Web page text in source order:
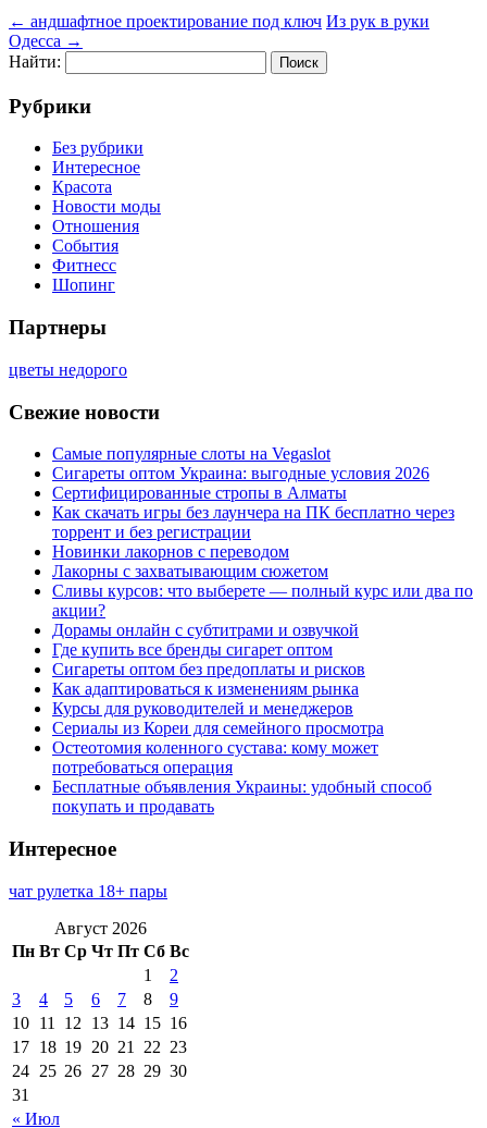
← андшафтное проектирование под ключ Из рук в руки
Одесса →
Найти:
Рубрики
Без рубрики
Интересное
Красота
Новости моды
Отношения
События
Фитнесс
Шопинг
Партнеры
цветы недорого
Свежие новости
Самые популярные слоты на Vegaslot
Сигареты оптом Украина: выгодные условия 2026
Сертифицированные стропы в Алматы
Как скачать игры без лаунчера на ПК бесплатно через
торрент и без регистрации
Новинки лакорнов с переводом
Лакорны с захватывающим сюжетом
Сливы курсов: что выберете — полный курс или два по
акции?
Дорамы онлайн с субтитрами и озвучкой
Где купить все бренды сигарет оптом
Сигареты оптом без предоплаты и рисков
Как адаптироваться к изменениям рынка
Курсы для руководителей и менеджеров
Сериалы из Кореи для семейного просмотра
Остеотомия коленного сустава: кому может
потребоваться операция
Бесплатные объявления Украины: удобный способ
покупать и продавать
Интересное
чат рулетка 18+ пары
Август 2026
Пн Вт Ср Чт Пт Сб Вс
« Июл
1
2
3
4 5 6 7 8
9
10 11 12 13 14 15 16
17 18 19 20 21 22 23
24 25 26 27 28 29 30
31